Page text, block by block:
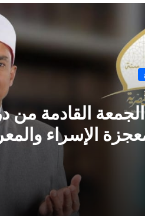
، مِنْ دُرُوسِ
(جَبْرِ الْخَوَاطِرِ)